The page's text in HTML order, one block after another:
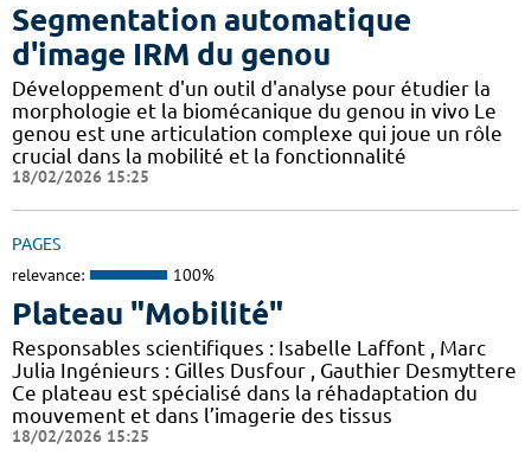
Segmentation automatique
d'image IRM du genou
Développement d'un outil d'analyse pour étudier la
morphologie et la biomécanique du genou in vivo Le
genou est une articulation complexe qui joue un rôle
crucial dans la mobilité et la fonctionnalité
18/02/2026 15:25
PAGES
relevance: 100%
Plateau "Mobilité"
Responsables scientifiques : Isabelle Laffont , Marc
Julia Ingénieurs : Gilles Dusfour , Gauthier Desmyttere
Ce plateau est spécialisé dans la réhadaptation du
mouvement et dans l’imagerie des tissus
18/02/2026 15:25